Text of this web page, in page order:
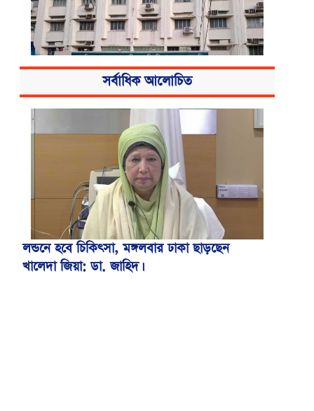
বিএসএমএমইউয়ের নতুন নাম বাংলাদেশ
মেডিকেল বিশ্ববিদ্যালয়
সর্বাধিক আলোচিত
লন্ডনে হবে চিকিৎসা, মঙ্গলবার ঢাকা ছাড়ছেন
খালেদা জিয়া: ডা. জাহিদ।